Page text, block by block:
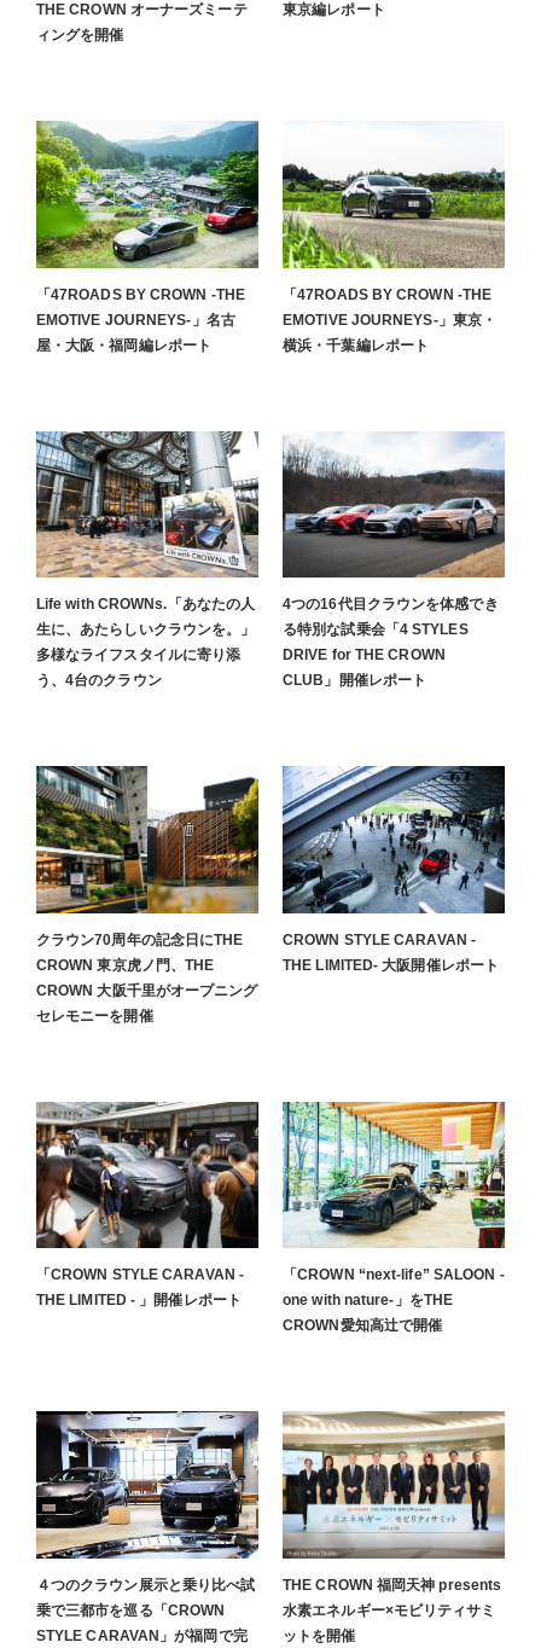
THE CROWN オーナーズミーテ
ィングを開催
東京編レポート
「47ROADS BY CROWN -THE
EMOTIVE JOURNEYS-」名古
屋・大阪・福岡編レポート
「47ROADS BY CROWN -THE
EMOTIVE JOURNEYS-」東京・
横浜・千葉編レポート
Life with CROWNs.「あなたの人
生に、あたらしいクラウンを。」
多様なライフスタイルに寄り添
う、4台のクラウン
4つの16代目クラウンを体感でき
る特別な試乗会「4 STYLES
DRIVE for THE CROWN
CLUB」開催レポート
クラウン70周年の記念日にTHE
CROWN 東京虎ノ門、THE
CROWN 大阪千里がオープニング
セレモニーを開催
CROWN STYLE CARAVAN -
THE LIMITED- 大阪開催レポート
「CROWN STYLE CARAVAN -
THE LIMITED - 」開催レポート
「CROWN “next-life” SALOON -
one with nature-」をTHE
CROWN愛知高辻で開催
４つのクラウン展示と乗り比べ試
乗で三都市を巡る「CROWN
STYLE CARAVAN」が福岡で完
THE CROWN 福岡天神 presents
水素エネルギー×モビリティサミ
ットを開催